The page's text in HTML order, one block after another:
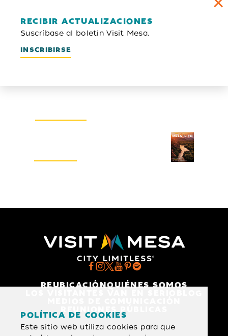
RECIBIR ACTUALIZACIONES
Suscríbase al boletín Visit Mesa.
INSCRIBIRSE
REUBICACIÓNQUIÉNES SOMOS
POLÍTICA DE COOKIES
Este sitio web utiliza cookies para que